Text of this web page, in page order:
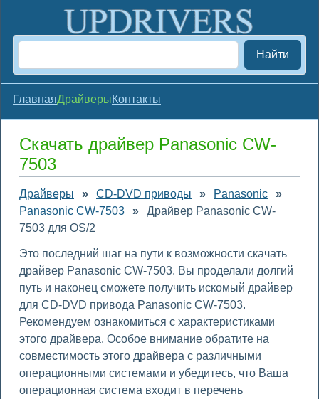
Найти
ГлавнаяДрайверыКонтакты
Скачать драйвер Panasonic CW-
7503
Драйверы » CD-DVD приводы » Panasonic
»
Panasonic CW-7503
»
Драйвер Panasonic CW-
7503 для OS/2
Это последний шаг на пути к возможности скачать
драйвер Panasonic CW-7503. Вы проделали долгий
путь и наконец сможете получить искомый драйвер
для CD-DVD привода Panasonic CW-7503.
Рекомендуем ознакомиться с характеристиками
этого драйвера. Особое внимание обратите на
совместимость этого драйвера с различными
операционными системами и убедитесь, что Ваша
операционная система входит в перечень